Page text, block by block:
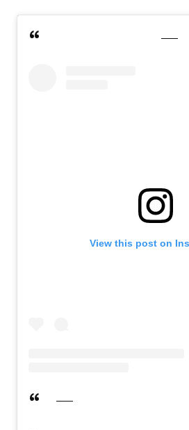
View this post on